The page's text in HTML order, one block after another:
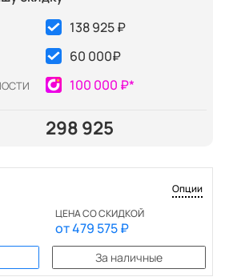
138 925 ₽
60 000₽
100 000 ₽*
298 925
Опции
ЦЕНА СО СКИДКОЙ
от479 575₽
За наличные